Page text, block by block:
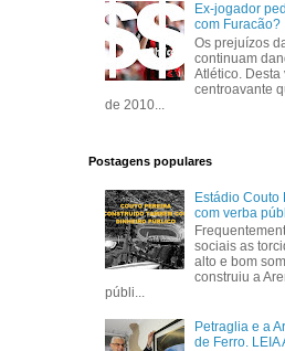
Ex-jogador
com Furacão?
Os prejuízos
continuam
Atlético. Desta
centroavante
de 2010...
Postagens populares
Estádio Couto
com verba
sociais as
alto e bom
construiu a
públi...
Petraglia e a
de Ferro. LEIA